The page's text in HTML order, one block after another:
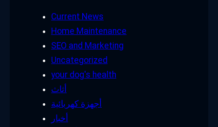
Current News
Home Maintenance
SEO and Marketing
Uncategorized
your dog's health
أثاث
أجهزة كهربائية
أخبار